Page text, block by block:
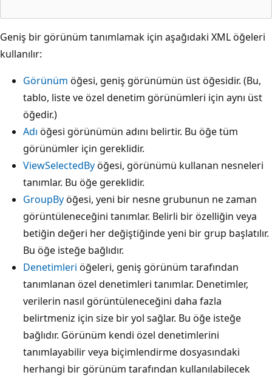
Geniş bir görünüm tanımlamak için aşağıdaki XML öğeleri
kullanılır:
Görünüm öğesi, geniş görünümün üst öğesidir. (Bu,
tablo, liste ve özel denetim görünümleri için aynı üst
öğedir.)
Adı öğesi görünümün adını belirtir. Bu öğe tüm
görünümler için gereklidir.
ViewSelectedByöğesi, görünümü kullanan nesneleri
tanımlar. Bu öğe gereklidir.
GroupByöğesi, yeni bir nesne grubunun ne zaman
görüntüleneceğini tanımlar. Belirli bir özelliğin veya
betiğin değeri her değiştiğinde yeni bir grup başlatılır.
Bu öğe isteğe bağlıdır.
Denetimleri öğeleri, geniş görünüm tarafından
tanımlanan özel denetimleri tanımlar. Denetimler,
verilerin nasıl görüntüleneceğini daha fazla
belirtmeniz için size bir yol sağlar. Bu öğe isteğe
bağlıdır. Görünüm kendi özel denetimlerini
tanımlayabilir veya biçimlendirme dosyasındaki
herhangi bir görünüm tarafından kullanılabilecek